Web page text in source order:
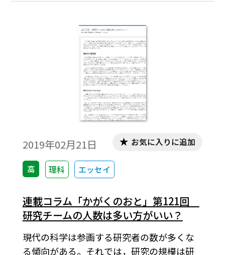
て，それは実物とどのくらい一致するのだ
ろうか？ 今回，ミニマル細胞をモデルに
精密なシミュレーションを試みた成果が報
告されているので紹介したい（1）。この成
果が全細胞シミュレーションの現在での到
2019年02月21日
高 理科 エッセイ
お気に入りに追加
連載コラム「かがくのおと」第121回
研究チームの人数は多い方がいい？
現代の科学は参画する研究者の数が多くな
る傾向がある。それでは，研究の規模は研